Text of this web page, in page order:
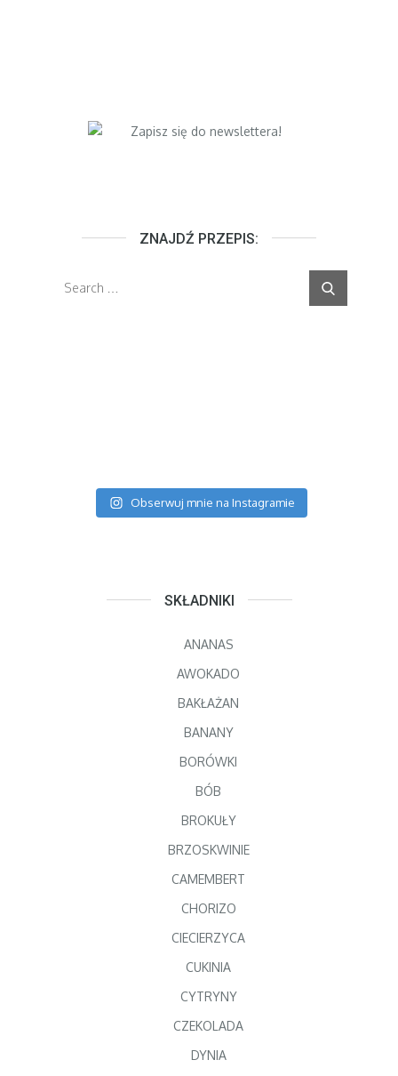
ZNAJDŹ PRZEPIS:
Search
Obserwuj mnie na Instagramie
SKŁADNIKI
ANANAS
AWOKADO
BAKŁAŻAN
BANANY
BORÓWKI
BÓB
BROKUŁY
BRZOSKWINIE
CAMEMBERT
CHORIZO
CIECIERZYCA
CUKINIA
CYTRYNY
CZEKOLADA
DYNIA